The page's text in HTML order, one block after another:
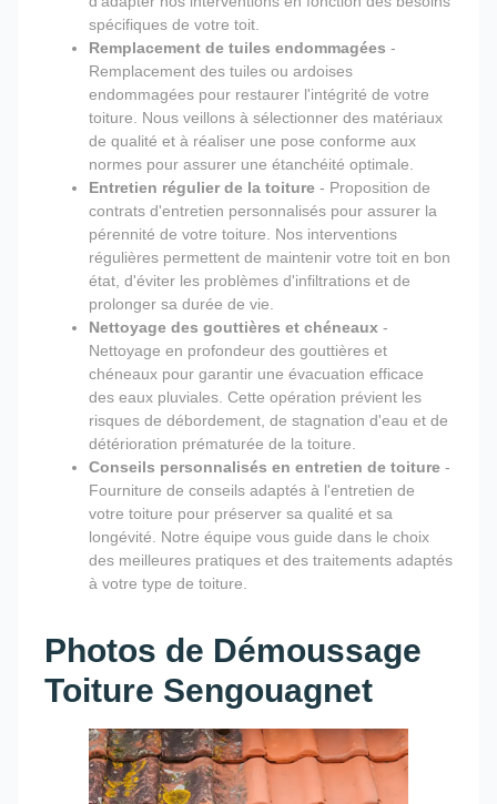
spécifiques de votre toit.
Remplacement de tuiles endommagées -
Remplacement des tuiles ou ardoises
endommagées pour restaurer l'intégrité de votre
toiture. Nous veillons à sélectionner des matériaux
de qualité et à réaliser une pose conforme aux
normes pour assurer une étanchéité optimale.
Entretien régulier de la toiture - Proposition de
contrats d'entretien personnalisés pour assurer la
pérennité de votre toiture. Nos interventions
régulières permettent de maintenir votre toit en bon
état, d'éviter les problèmes d'infiltrations et de
prolonger sa durée de vie.
Nettoyage des gouttières et chéneaux -
Nettoyage en profondeur des gouttières et
chéneaux pour garantir une évacuation efficace
des eaux pluviales. Cette opération prévient les
risques de débordement, de stagnation d'eau et de
détérioration prématurée de la toiture.
Conseils personnalisés en entretien de toiture -
Fourniture de conseils adaptés à l'entretien de
votre toiture pour préserver sa qualité et sa
longévité. Notre équipe vous guide dans le choix
des meilleures pratiques et des traitements adaptés
à votre type de toiture.
Photos de Démoussage
Toiture Sengouagnet